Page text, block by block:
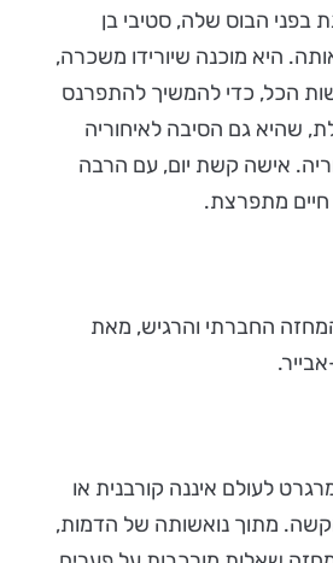
בפני הבוס שלה, סטיבי בן
היא מוכנה שיורידו משכרה,
הכל, כדי להמשיך להתפרנס
שהיא גם הסיבה לאיחוריה
אישה קשת יום, עם הרבה
מתפרצת.
החברתי והרגיש, מאת
לעולם איננה קורבנית או
מתוך נואשותה של הדמות,